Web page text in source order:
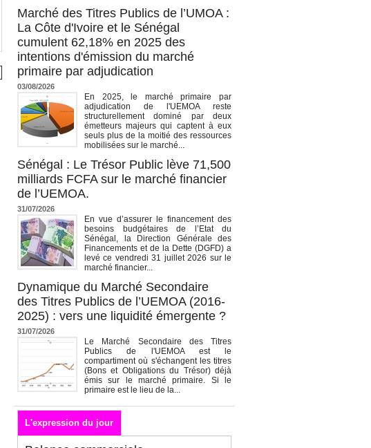
Marché des Titres Publics de l’UMOA :
La Côte d'Ivoire et le Sénégal
cumulent 62,18% en 2025 des
intentions d'émission du marché
primaire par adjudication
03/08/2026
En 2025, le marché primaire par
adjudication de l'UEMOA reste
structurellement dominé par deux
émetteurs majeurs qui captent à eux
seuls plus de la moitié des ressources
mobilisées sur le marché...
Sénégal : Le Trésor Public lève 71,500
milliards FCFA sur le marché financier
de l’UEMOA.
31/07/2026
En vue d’assurer le financement des
besoins budgétaires de l’Etat du
Sénégal, la Direction Générale des
Financements et de la Dette (DGFD) a
levé ce vendredi 31 juillet 2026 sur le
marché financier...
Dynamique du Marché Secondaire
des Titres Publics de l’UEMOA (2016-
2025) : vers une liquidité émergente ?
31/07/2026
Le Marché Secondaire des Titres
Publics de l'UEMOA est le
compartiment où s'échangent les titres
(Bons et Obligations du Trésor) déjà
émis sur le marché primaire. Si le
primaire est le lieu de la...
L'expression du jour